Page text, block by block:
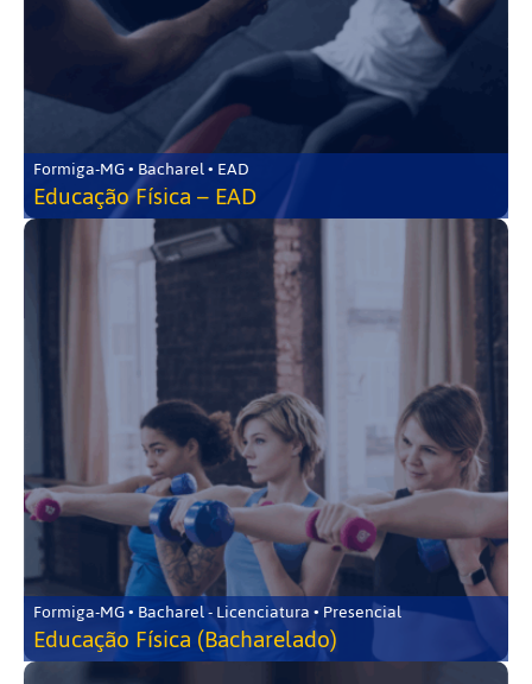
Formiga-MG • Bacharel • EAD
Educação Física – EAD
Formiga-MG • Bacharel - Licenciatura • Presencial
Educação Física (Bacharelado)